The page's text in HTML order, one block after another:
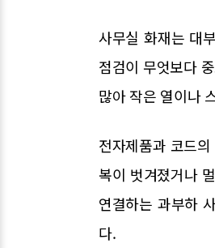
사무실 화재는 대
점검이 무엇보다
많아 작은 열이나
전자제품과 코드
복이 벗겨졌거나
연결하는 과부하
다.